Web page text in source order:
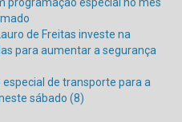
de Freitas investe na
para aumentar a segurança
de transporte para a
sábado (8)